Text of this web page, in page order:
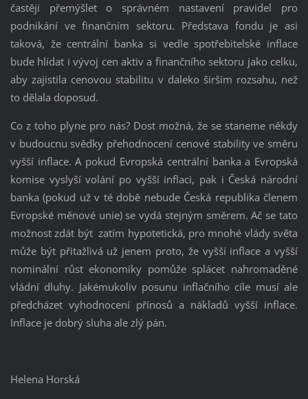
častěji přemýšlet o správném nastavení pravidel pro
podnikání ve finančním sektoru. Představa fondu je asi
taková, že centrální banka si vedle spotřebitelské inflace
bude hlídat i vývoj cen aktiv a finančního sektoru jako celku,
aby zajistila cenovou stabilitu v daleko širším rozsahu, než
to dělala doposud.
Co z toho plyne pro nás? Dost možná, že se staneme někdy
v budoucnu svědky přehodnocení cenové stability ve směru
vyšší inflace. A pokud Evropská centrální banka a Evropská
komise vyslyší volání po vyšší inflaci, pak i Česká národní
banka (pokud už v té době nebude Česká republika členem
Evropské měnové unie) se vydá stejným směrem. Ač se tato
možnost zdát být zatím hypotetická, pro mnohé vlády světa
může být přitažlivá už jenem proto, že vyšší inflace a vyšší
nominální růst ekonomiky pomůže splácet nahromaděné
vládní dluhy. Jakémukoliv posunu inflačního cíle musí ale
předcházet vyhodnocení přínosů a nákladů vyšší inflace.
Inflace je dobrý sluha ale zlý pán.
Helena Horská